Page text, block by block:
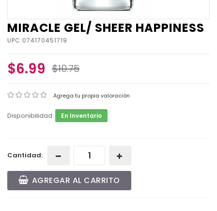
MIRACLE GEL/ SHEER HAPPINESS
UPC:074170451719
$6.99 $10.75
Agrega tu propia valoración
Disponibilidad: En Inventario
Cantidad:
AGREGAR AL CARRITO